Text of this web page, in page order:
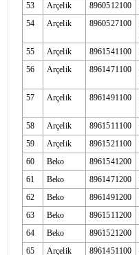
53 Arçelik 8960512100
54
Arçelik 8960527100
55 Arçelik 8961541100
56
Arçelik 8961471100
57 Arçelik 8961491100
58 Arçelik 8961511100
59
Arçelik 8961521100
60
Beko 8961541200
61
Beko 8961471200
62
Beko 8961491200
63
Beko 8961511200
64
Beko 8961521200
65
Arçelik 8961451100